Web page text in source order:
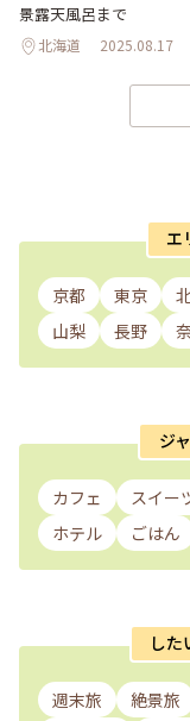
景露天風呂まで
北海道 2025.08.17
エ
京都 東京
山梨
長野
ジ
カフェ スイー
ホテル
ごはん
し
週末旅 絶景旅